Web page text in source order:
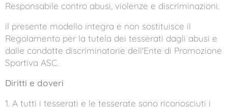
Responsabile contro abusi, violenze e discriminazioni.
il presente modello integra e non sostituisce il
Regolamento per la tutela dei tesserati dagli abusi e
dalle condotte discriminatorie dell'Ente di Promozione
Sportiva ASC.
Diritti e doveri
1. A tutti i tesserati e le tesserate sono riconosciuti i